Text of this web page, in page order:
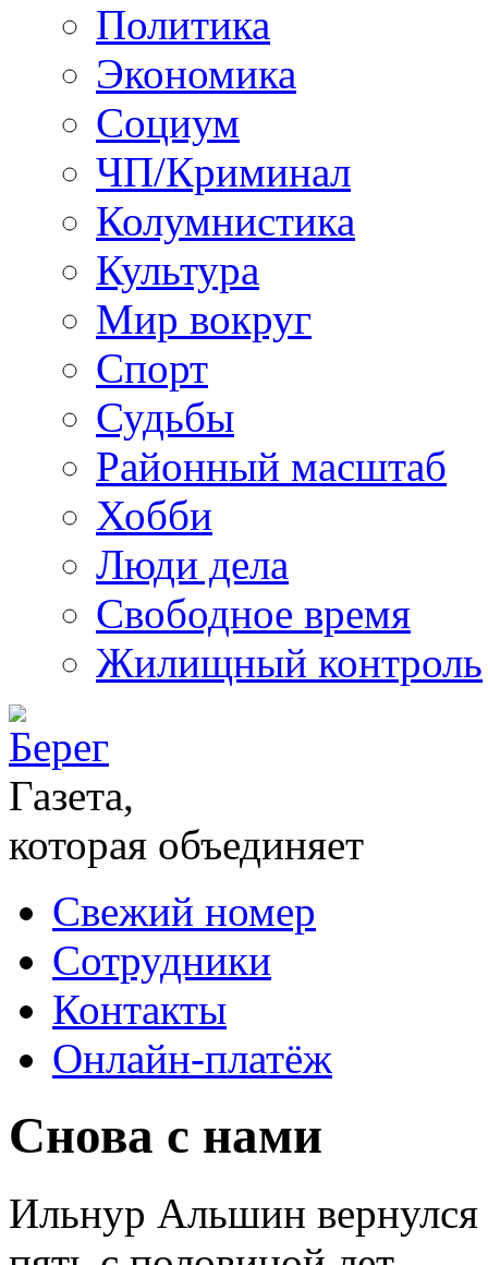
Политика
Экономика
Социум
ЧП/Криминал
Колумнистика
Культура
Мир вокруг
Спорт
Судьбы
Районный масштаб
Хобби
Люди дела
Свободное время
Жилищный контроль
Газета,
которая объединяет
Свежий номер
Сотрудники
Контакты
Онлайн-платёж
Снова с нами
Ильнур Альшин вернулся